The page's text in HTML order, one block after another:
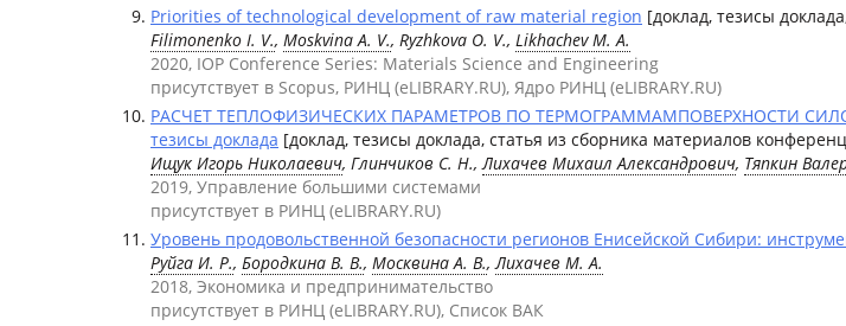
Priorities of technological development of raw material region [доклад, тезисы
Filimonenko I. V., Moskvina A. V., Ryzhkova O. V., Likhachev M. A.
2020, IOP Conference Series: Materials Science and Engineering
присутствует в Scopus, РИНЦ (eLIBRARY.RU), Ядро РИНЦ (eLIBRARY.RU)
РАСЧЕТ ТЕПЛОФИЗИЧЕСКИХ ПАРАМЕТРОВ ПО ТЕРМОГРАММАМПОВЕРХНОСТИ
тезисы доклада [доклад, тезисы доклада, статья из сборника материалов
Ищук Игорь Николаевич, Глинчиков С. Н.,Лихачев Михаил Александрович, Тяпкин
2019, Управление большими системами
присутствует в РИНЦ (eLIBRARY.RU)
Уровень продовольственной безопасности регионов Енисейской Сибири:
Руйга И. Р., Бородкина В. В., Москвина А. В.,Лихачев М. А.
2018, Экономика и предпринимательство
присутствует в РИНЦ (eLIBRARY.RU), Список ВАК